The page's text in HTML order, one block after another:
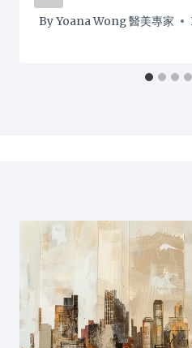
ByYoana Wong 醫美專家